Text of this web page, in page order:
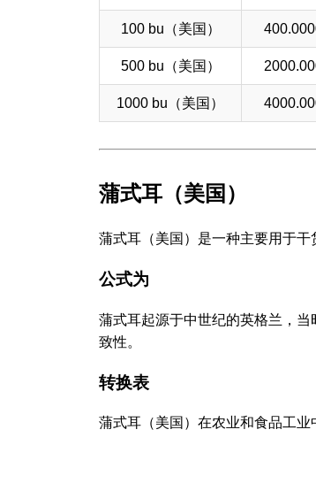
100 bu（美国）
500 bu（美国）
1000 bu（美国）
蒲式耳（美国）
蒲式耳（美国）是一种主要用于干
公式为
蒲式耳起源于中世纪的英格兰，
致性。
转换表
蒲式耳（美国）在农业和食品工业